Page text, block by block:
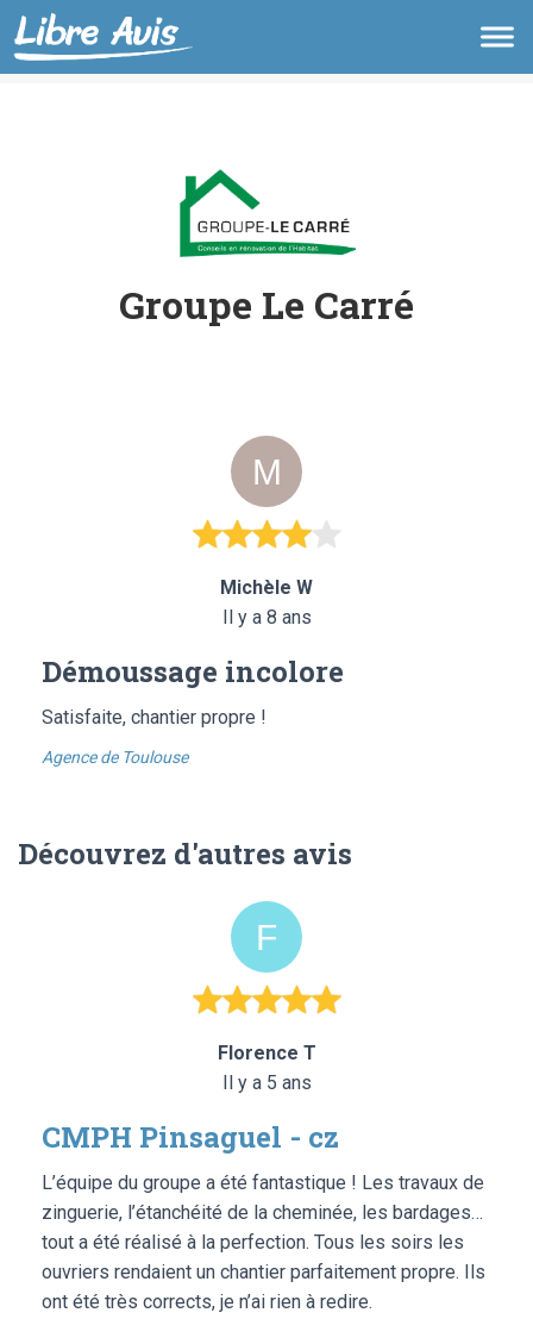
Groupe Le Carré
Michèle W
Il y a 8 ans
Démoussage incolore
Satisfaite, chantier propre !
Agence de Toulouse
Découvrez d'autres avis
Florence T
Il y a 5 ans
CMPH Pinsaguel - cz
L’équipe du groupe a été fantastique ! Les travaux de
zinguerie, l’étanchéité de la cheminée, les bardages…
tout a été réalisé à la perfection. Tous les soirs les
ouvriers rendaient un chantier parfaitement propre. Ils
ont été très corrects, je n’ai rien à redire.